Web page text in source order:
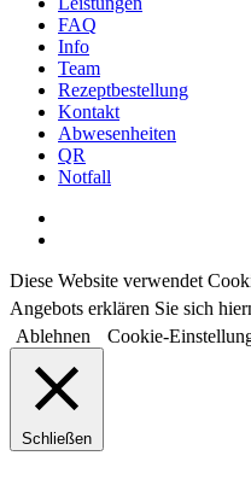
FAQ
Info
Team
Rezeptbestellung
Kontakt
Abwesenheiten
QR
Notfall
Diese Website verwendet
Angebots erklären Sie sich
Ablehnen
Cookie-
Schließen